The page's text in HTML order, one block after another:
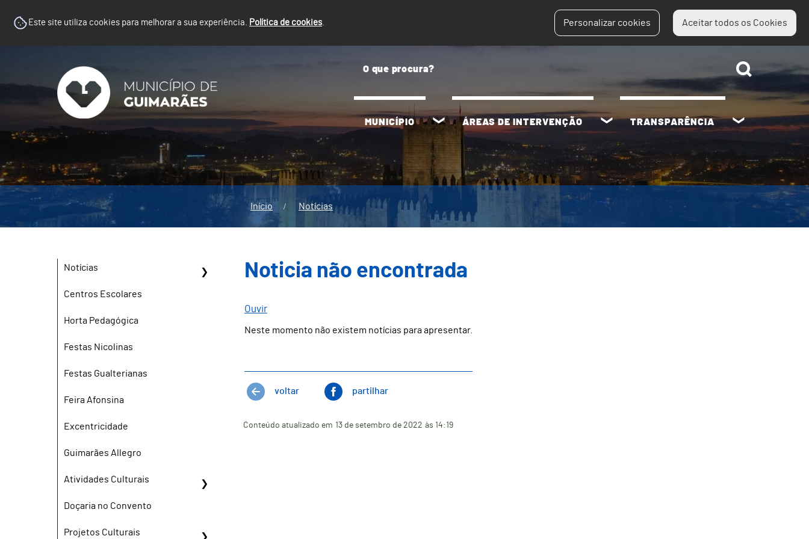
Este site utiliza cookies para melhorar a sua experiência. Política de cookies. Personalizar cookies Aceitar todos os Cookies
MUNICÍPIO ÁREAS DE INTERVENÇÃO TRANSPARÊNCIA
Início Notícias
Notícias
Centros Escolares
Horta Pedagógica
Festas Nicolinas
Festas Gualterianas
Feira Afonsina
Excentricidade
Guimarães Allegro
Atividades Culturais
Doçaria no Convento
Projetos Culturais
Noticia não encontrada
Ouvir
Neste momento não existem notícias para apresentar.
voltar partilhar
Conteúdo atualizado em 13 de setembro de 2022 às 14:19